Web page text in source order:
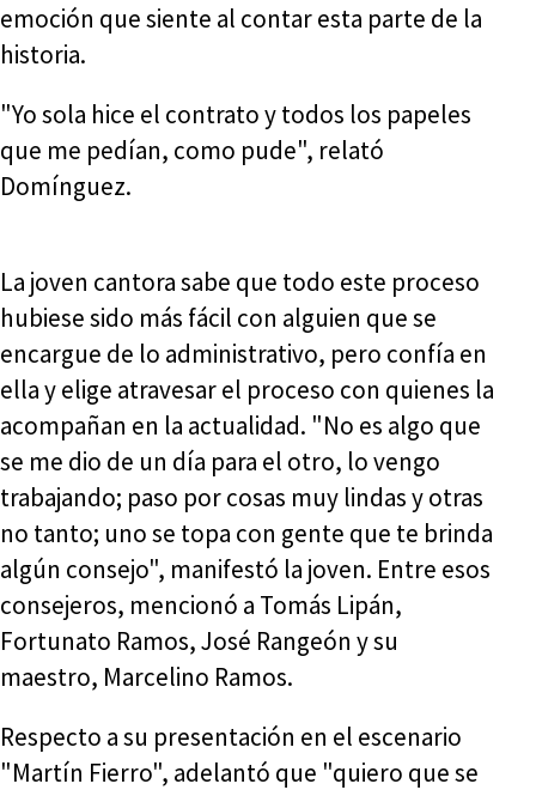
emoción que siente al contar esta parte de la
historia.
"Yo sola hice el contrato y todos los papeles
que me pedían, como pude", relató
Domínguez.
La joven cantora sabe que todo este proceso
hubiese sido más fácil con alguien que se
encargue de lo administrativo, pero confía en
ella y elige atravesar el proceso con quienes la
acompañan en la actualidad. "No es algo que
se me dio de un día para el otro, lo vengo
trabajando; paso por cosas muy lindas y otras
no tanto; uno se topa con gente que te brinda
algún consejo", manifestó la joven. Entre esos
consejeros, mencionó a Tomás Lipán,
Fortunato Ramos, José Rangeón y su
maestro, Marcelino Ramos.
Respecto a su presentación en el escenario
"Martín Fierro", adelantó que "quiero que se